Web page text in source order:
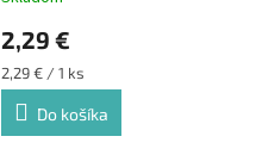
2,29 €
Jednotková
cena:
2,29 € / 1 ks
Do košíka